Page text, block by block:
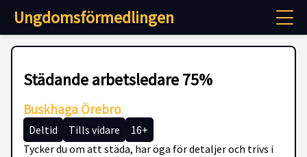
Ungdomsförmedlingen
Städande arbetsledare 75%
Buskhaga Örebro
Deltid Tills vidare
16+
Tycker du om att städa, har öga för detaljer och trivs i